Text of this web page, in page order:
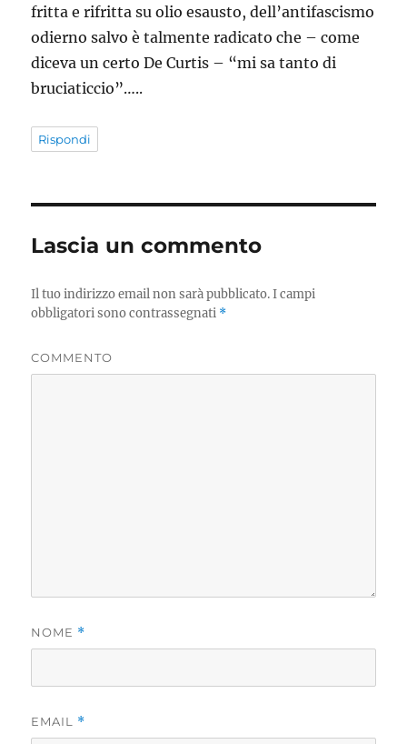
fritta e rifritta su olio esausto, dell’antifascismo
odierno salvo è talmente radicato che – come
diceva un certo De Curtis – “mi sa tanto di
bruciaticcio”…..
Rispondi
Lascia un commento
Il tuo indirizzo email non sarà pubblicato.I campi
obbligatori sono contrassegnati *
COMMENTO
NOME *
EMAIL *